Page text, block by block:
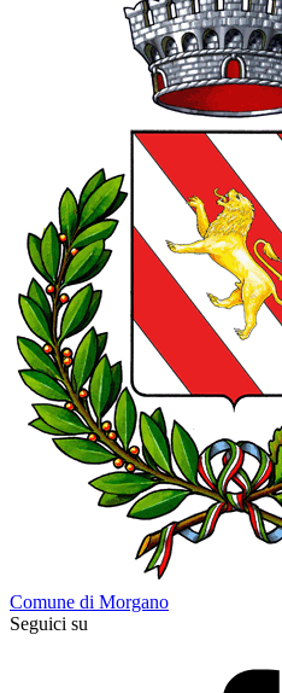
Comune di Morgano
Seguici su